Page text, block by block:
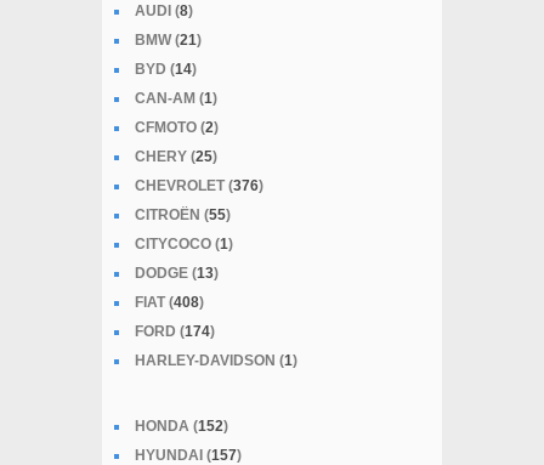
AUDI (8)
BMW (21)
BYD (14)
CAN-AM (1)
CFMOTO (2)
CHERY (25)
CHEVROLET (376)
CITROËN (55)
CITYCOCO (1)
DODGE (13)
FIAT (408)
FORD (174)
HARLEY-DAVIDSON (1)
HONDA (152)
HYUNDAI (157)